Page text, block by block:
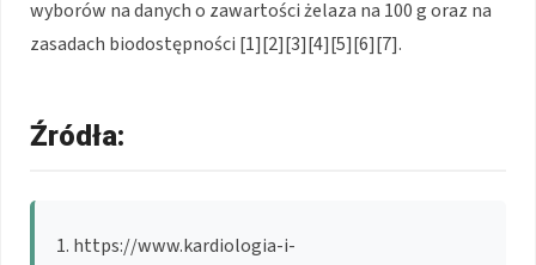
wyborów na danych o zawartości żelaza na 100 g oraz na
zasadach biodostępności [1][2][3][4][5][6][7].
Źródła:
https://www.kardiologia-i-